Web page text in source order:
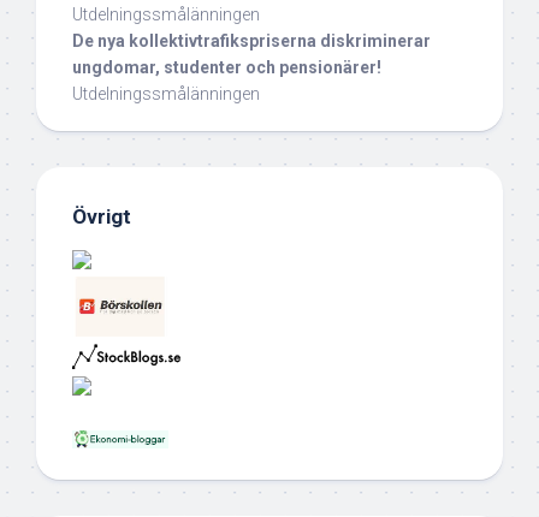
Utdelningssmålänningen
De nya kollektivtrafikspriserna diskriminerar
ungdomar, studenter och pensionärer!
Utdelningssmålänningen
Övrigt